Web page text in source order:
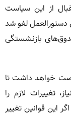
از این سیاست
دستورالعمل لغو شد
بازنشستگی
وزارت کار ۱۸۰ روز فرصت خواهد داشت تا
تغییرات لازم را
این قوانین تغییر